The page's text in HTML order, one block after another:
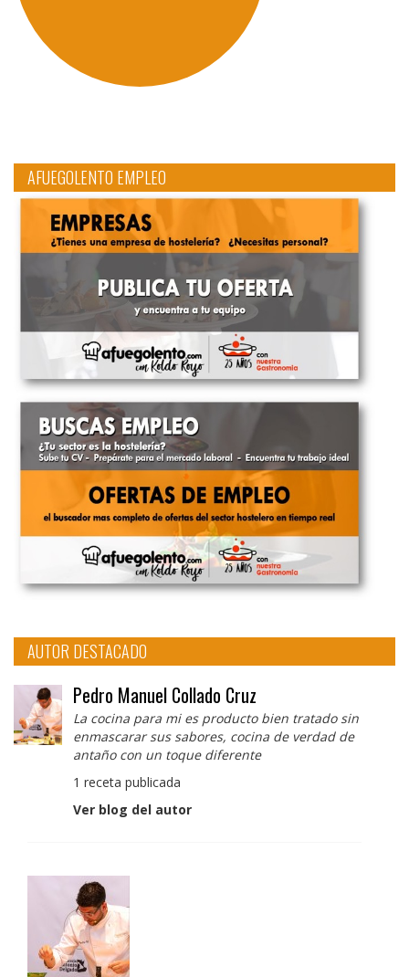
AFUEGOLENTO EMPLEO
AUTOR DESTACADO
Pedro Manuel Collado Cruz
La cocina para mi es producto bien tratado sin
enmascarar sus sabores, cocina de verdad de
antaño con un toque diferente
1 receta publicada
Ver blog del autor